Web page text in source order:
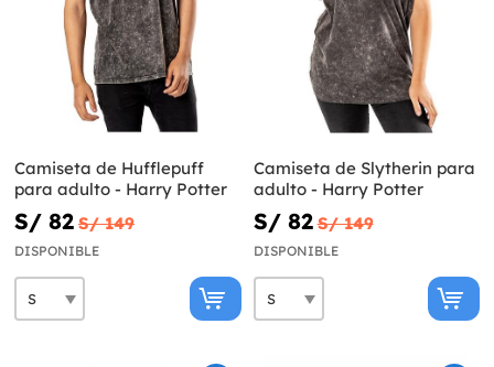
Camiseta de Hufflepuff
para adulto - Harry Potter
S/ 82 S/ 149
DISPONIBLE
Camiseta de Slytherin para
adulto - Harry Potter
S/ 82 S/ 149
DISPONIBLE